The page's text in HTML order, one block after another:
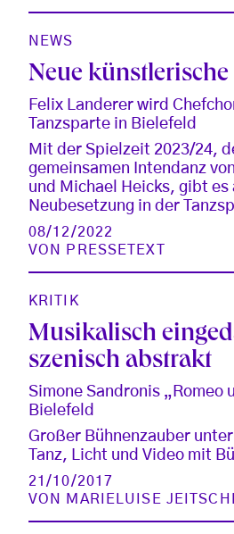
NEWS
Neue
Felix Landerer wird
Tanzsparte in Bielefeld
Mit der Spielzeit 2023/24,
gemeinsamen Intendanz
und Michael Heicks, gibt es
Neubesetzung in der
08/12/2022
VON
PRESSETEXT
KRITIK
Musikalisch
szenisch abstrakt
Simone Sandronis „Romeo
Bielefeld
Großer Bühnenzauber
Tanz, Licht und Video mit
21/10/2017
VON MARIELUISE